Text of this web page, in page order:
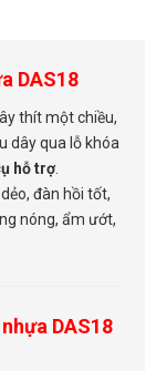
DAS18
thít một chiều,
dây qua lỗ khóa
hỗ trợ.
đàn hồi tốt,
nóng, ẩm ướt,
DAS18